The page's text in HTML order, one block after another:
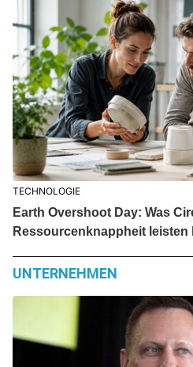
TECHNOLOGIE
Earth Overshoot Day: Was
Ressourcenknappheit leisten
UNTERNEHMEN